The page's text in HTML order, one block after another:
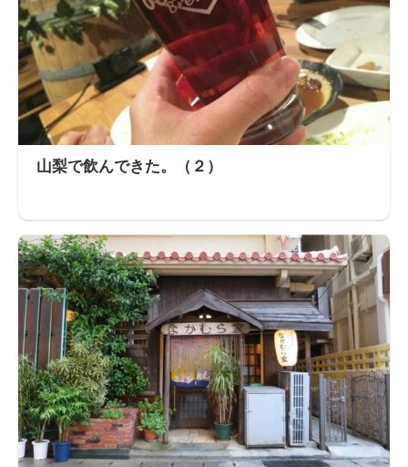
山梨で飲んできた。（２）